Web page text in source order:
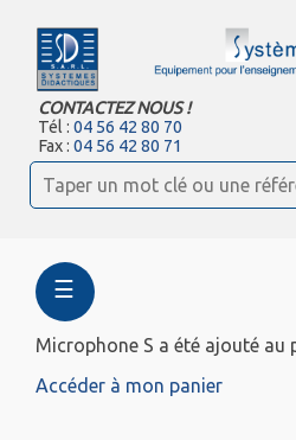
CONTACTEZ NOUS !
Tél :04 56 42 80 70
Fax :04 56 42 80 71
☰
Microphone S a été ajouté au
Accéder à mon panier